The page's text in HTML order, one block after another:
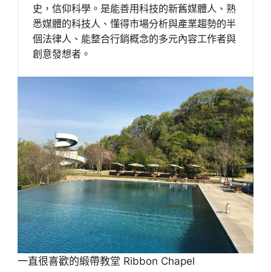
史，信仰科學。是能善用科技的新舊媒體人、熟
悉媒體的科技人、懂得市場分析與產業趨勢的半
個法律人、能整合行銷概念的多元內容工作者與
創意發想者。
一直很喜歡的緞帶教堂 Ribbon Chapel